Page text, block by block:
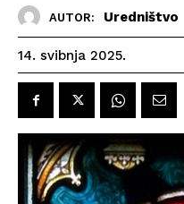
AUTOR: Uredništvo
14. svibnja 2025.